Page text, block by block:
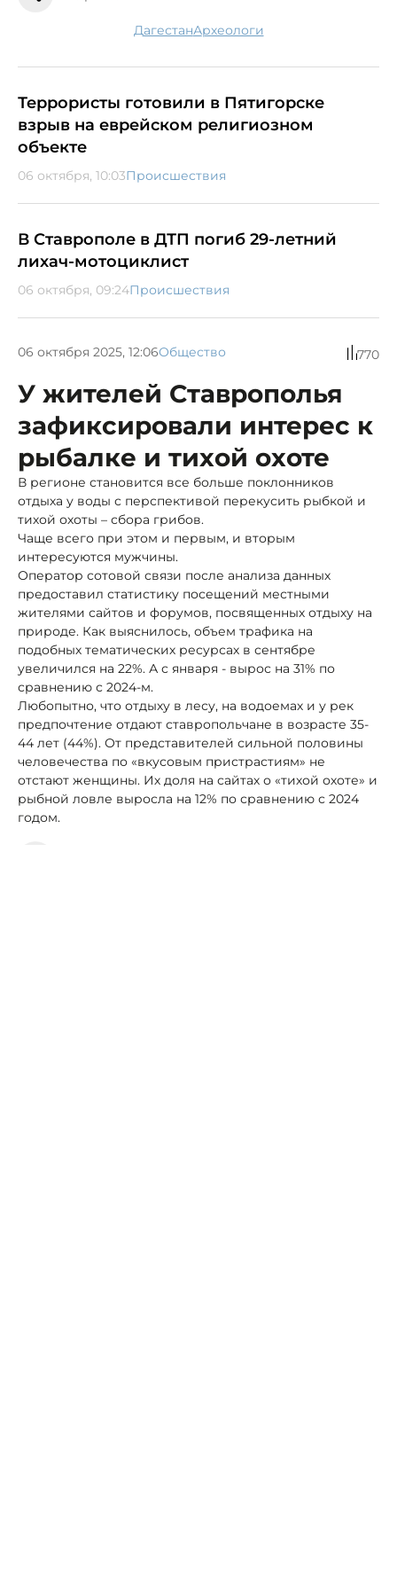
Дагестан археологи
Террористы готовили в Пятигорске
взрыв на еврейском религиозном
объекте
06 октября, 10:03Происшествия
В Ставрополе в ДТП погиб 29-летний
лихач-мотоциклист
06 октября, 09:24Происшествия
06 октября 2025, 12:06Общество 770
У жителей Ставрополья
зафиксировали интерес к
рыбалке и тихой охоте
В регионе становится все больше поклонников
отдыха у воды с перспективой перекусить рыбкой и
тихой охоты – сбора грибов.
Чаще всего при этом и первым, и вторым
интересуются мужчины.
Оператор сотовой связи после анализа данных
предоставил статистику посещений местными
жителями сайтов и форумов, посвященных отдыху на
природе. Как выяснилось, объем трафика на
подобных тематических ресурсах в сентябре
увеличился на 22%. А с января - вырос на 31% по
сравнению с 2024-м.
Любопытно, что отдыху в лесу, на водоемах и у рек
предпочтение отдают ставропольчане в возрасте 35-
44 лет (44%). От представителей сильной половины
человечества по «вкусовым пристрастиям» не
отстают женщины. Их доля на сайтах о «тихой охоте» и
рыбной ловле выросла на 12% по сравнению с 2024
годом.